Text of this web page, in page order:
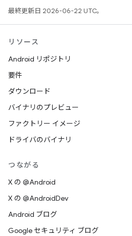
最終更新日 2026-06-22 UTC。
リソース
Android リポジトリ
要件
ダウンロード
バイナリのプレビュー
ファクトリー イメージ
ドライバのバイナリ
つながる
X の @Android
X の @AndroidDev
Android ブログ
Google セキュリティ ブログ